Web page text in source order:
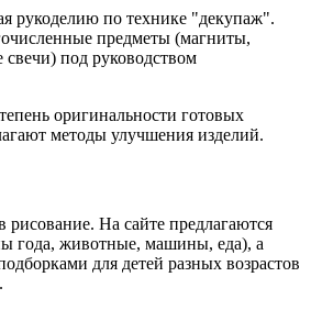
рукоделию по технике "декупаж".
предметы (магниты,
свечи) под руководством
оригинальности готовых
методы улучшения изделий.
На сайте предлагаются
года, животные, машины, еда), а
для детей разных возрастов